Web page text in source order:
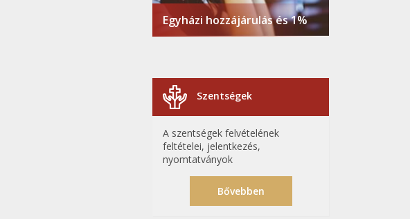
Egyházi hozzájárulás és 1%
Szentségek
A szentségek felvételének
feltételei, jelentkezés,
nyomtatványok
Bővebben